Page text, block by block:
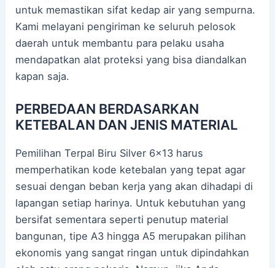
untuk memastikan sifat kedap air yang sempurna.
Kami melayani pengiriman ke seluruh pelosok
daerah untuk membantu para pelaku usaha
mendapatkan alat proteksi yang bisa diandalkan
kapan saja.
PERBEDAAN BERDASARKAN
KETEBALAN DAN JENIS MATERIAL
Pemilihan Terpal Biru Silver 6×13 harus
memperhatikan kode ketebalan yang tepat agar
sesuai dengan beban kerja yang akan dihadapi di
lapangan setiap harinya. Untuk kebutuhan yang
bersifat sementara seperti penutup material
bangunan, tipe A3 hingga A5 merupakan pilihan
ekonomis yang sangat ringan untuk dipindahkan